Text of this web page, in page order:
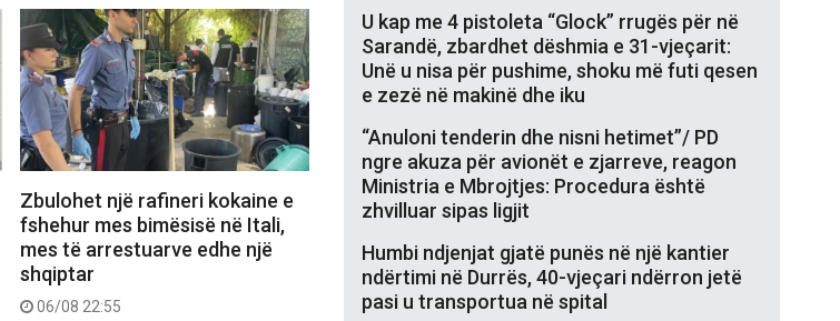
Zbulohet një rafineri kokaine e
fshehur mes bimësisë në Itali,
mes të arrestuarve edhe një
shqiptar
06/08 22:55
U kap me 4 pistoleta “Glock” rrugës për në
Sarandë, zbardhet dëshmia e 31-vjeçarit:
Unë u nisa për pushime, shoku më futi qesen
e zezë në makinë dhe iku
“Anuloni tenderin dhe nisni hetimet”/ PD
ngre akuza për avionët e zjarreve, reagon
Ministria e Mbrojtjes: Procedura është
zhvilluar sipas ligjit
Humbi ndjenjat gjatë punës në një kantier
ndërtimi në Durrës, 40-vjeçari ndërron jetë
pasi u transportua në spital